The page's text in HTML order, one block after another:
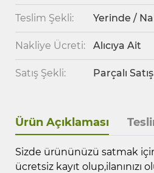
Teslim Şekli: Yerinde /
Nakliye Ücreti: Alıcıya Ait
Satış Şekli: Parçalı
Ürün Açıklaması
Sizde ürününüzü satmak
ücretsiz kayıt olup,ilanınızı